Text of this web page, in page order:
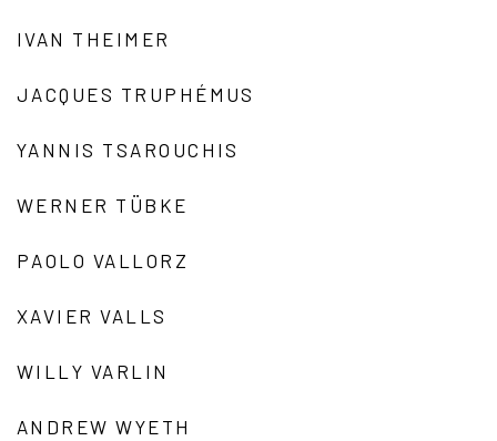
IVAN THEIMER
JACQUES TRUPHÉMUS
YANNIS TSAROUCHIS
WERNER TÜBKE
PAOLO VALLORZ
XAVIER VALLS
WILLY VARLIN
ANDREW WYETH